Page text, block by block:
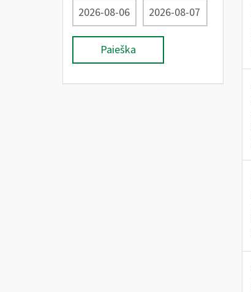
Paieška